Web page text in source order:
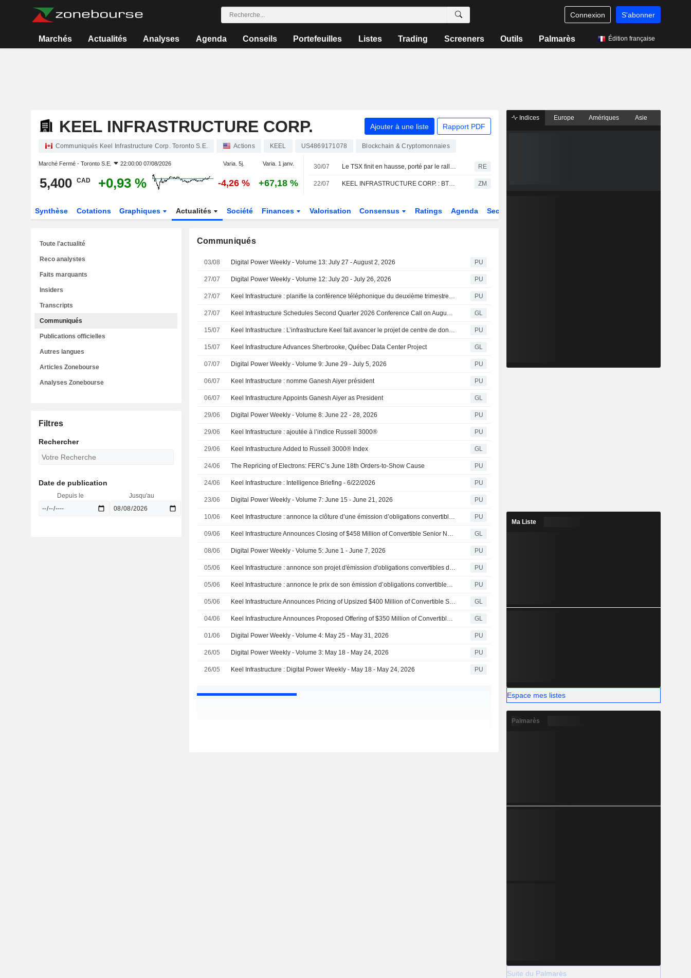
Connexion S'abonner
Marchés Actualités Analyses Agenda Conseils Portefeuilles Listes Trading Screeners Outils Palmarès Édition française
KEEL INFRASTRUCTURE CORP. Ajouter à une liste Rapport PDF
Communiqués Keel Infrastructure Corp. Toronto S.E. Actions KEEL US4869171078 Blockchain & Cryptomonnaies
Marché Fermé - Toronto S.E. 22:00:00 07/08/2026 Varia. 5j. Varia. 1 janv.
5,400 CAD +0,93 % -4,26 % +67,18 %
30/07 Le TSX finit en hausse, porté par le rallye des valeurs minières et la progression des métaux RE
22/07 KEEL INFRASTRUCTURE CORP. : BTIG réitère son opinion positive sur le titre ZM
Synthèse Cotations Graphiques Actualités Société Finances Valorisation Consensus Ratings Agenda Secteur
Communiqués
03/08 Digital Power Weekly - Volume 13: July 27 - August 2, 2026 PU
27/07 Digital Power Weekly - Volume 12: July 20 - July 26, 2026 PU
27/07 Keel Infrastructure : planifie la conférence téléphonique du deuxième trimestre 2026 le 10 août 2026 PU
27/07 Keel Infrastructure Schedules Second Quarter 2026 Conference Call on August 10, 2026 GL
15/07 Keel Infrastructure : L’infrastructure Keel fait avancer le projet de centre de données de Sherbrooke, au Québec PU
15/07 Keel Infrastructure Advances Sherbrooke, Québec Data Center Project GL
07/07 Digital Power Weekly - Volume 9: June 29 - July 5, 2026 PU
06/07 Keel Infrastructure : nomme Ganesh Aiyer président PU
06/07 Keel Infrastructure Appoints Ganesh Aiyer as President GL
29/06 Digital Power Weekly - Volume 8: June 22 - 28, 2026 PU
29/06 Keel Infrastructure : ajoutée à l’indice Russell 3000® PU
29/06 Keel Infrastructure Added to Russell 3000® Index GL
24/06 The Repricing of Electrons: FERC’s June 18th Orders-to-Show Cause PU
24/06 Keel Infrastructure : Intelligence Briefing - 6/22/2026 PU
23/06 Digital Power Weekly - Volume 7: June 15 - June 21, 2026 PU
10/06 Keel Infrastructure : annonce la clôture d’une émission d’obligations convertibles de premier rang d’un montant de 458 millions de dollars. PU
09/06 Keel Infrastructure Announces Closing of $458 Million of Convertible Senior Notes GL
08/06 Digital Power Weekly - Volume 5: June 1 - June 7, 2026 PU
05/06 Keel Infrastructure : annonce son projet d'émission d'obligations convertibles de premier rang d'un montant de 350 millions de dollars PU
05/06 Keel Infrastructure : annonce le prix de son émission d’obligations convertibles de premier rang majorées de 400 millions de dollars. PU
05/06 Keel Infrastructure Announces Pricing of Upsized $400 Million of Convertible Senior Notes GL
04/06 Keel Infrastructure Announces Proposed Offering of $350 Million of Convertible Senior Notes GL
01/06 Digital Power Weekly - Volume 4: May 25 - May 31, 2026 PU
26/05 Digital Power Weekly - Volume 3: May 18 - May 24, 2026 PU
26/05 Keel Infrastructure : Digital Power Weekly - May 18 - May 24, 2026 PU
Toute l'actualité
Reco analystes
Faits marquants
Insiders
Transcripts
Communiqués
Publications officielles
Autres langues
Articles Zonebourse
Analyses Zonebourse
Filtres
Rechercher
Date de publication
Depuis le Jusqu'au
Indices Europe Amériques Asie
Ma Liste
Espace mes listes
Palmarès
Suite du Palmarès